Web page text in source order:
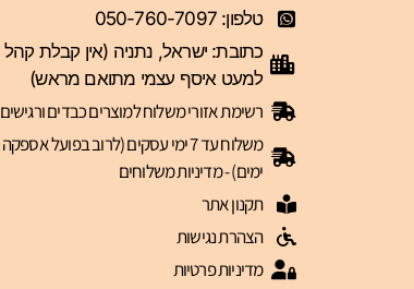
טלפון: 050-760-7097
כתובת: ישראל, נתניה (אין קבלת קהל
למעט איסף עצמי מתואם מראש)
רשימת אזורי משלוח למוצרים כבדים ורגישים
ימים) - מדיניות משלוחים
תקנון אתר
הצהרת נגישות
מדיניות פרטיות